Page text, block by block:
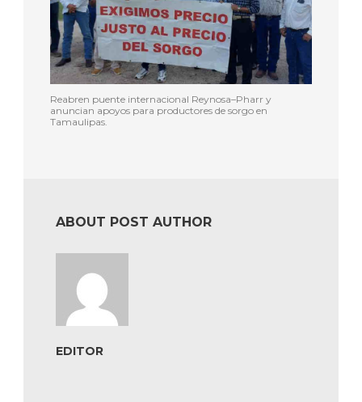
Reabren puente internacional Reynosa–Pharr y
anuncian apoyos para productores de sorgo en
Tamaulipas.
ABOUT POST AUTHOR
EDITOR